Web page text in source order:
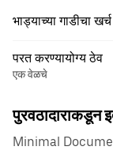
भाड्याच्या गाडीचा खर्च
परत करण्यायोग्य ठेव
एक वेळचे
पुरवठादाराकडून
Minimal